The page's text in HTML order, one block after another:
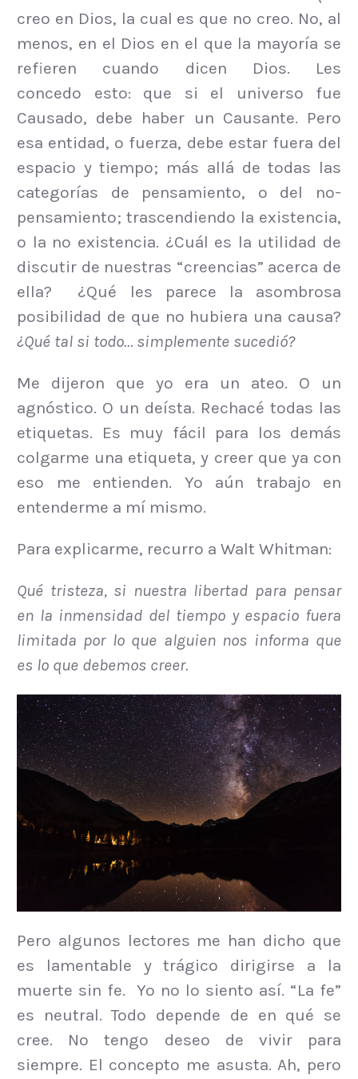
creo en Dios, la cual es que no creo. No, al
menos, en el Dios en el que la mayoría se
refieren cuando dicen Dios. Les
concedo esto: que si el universo fue
Causado, debe haber un Causante. Pero
esa entidad, o fuerza, debe estar fuera del
espacio y tiempo; más allá de todas las
categorías de pensamiento, o del no-
pensamiento; trascendiendo la existencia,
o la no existencia. ¿Cuál es la utilidad de
discutir de nuestras “creencias” acerca de
ella? ¿Qué les parece la asombrosa
posibilidad de que no hubiera una causa?
¿Qué tal si todo… simplemente sucedió?
Me dijeron que yo era un ateo. O un
agnóstico. O un deísta. Rechacé todas las
etiquetas. Es muy fácil para los demás
colgarme una etiqueta, y creer que ya con
eso me entienden. Yo aún trabajo en
entenderme a mí mismo.
Para explicarme, recurro a Walt Whitman:
Qué tristeza, si nuestra libertad para pensar
en la inmensidad del tiempo y espacio fuera
limitada por lo que alguien nos informa que
es lo que debemos creer.
Pero algunos lectores me han dicho que
es lamentable y trágico dirigirse a la
muerte sin fe. Yo no lo siento así. “La fe”
es neutral. Todo depende de en qué se
cree. No tengo deseo de vivir para
siempre. El concepto me asusta.Ah, pero